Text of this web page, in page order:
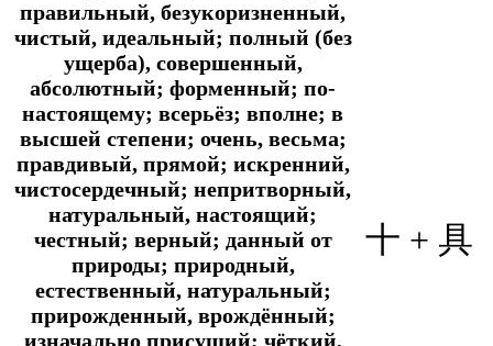
правильный, безукоризненный,
чистый, идеальный; полный (без
ущерба), совершенный,
абсолютный; форменный; по-
настоящему; всерьёз; вполне; в
высшей степени; очень, весьма;
правдивый, прямой; искренний,
чистосердечный; непритворный,
натуральный, настоящий;
честный; верный; данный от
природы; природный,
естественный, натуральный;
прирожденный, врождённый;
изначально присущий; чёткий,
十 + 具